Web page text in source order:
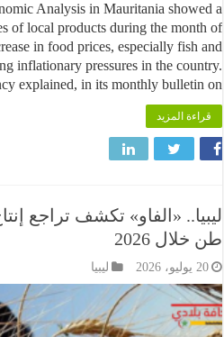
Economic Analysis in Mauritania
prices of local products during the
increase in food prices, especially
inflationary pressures in the
agency explained, in its monthly
المزيد
2026
ليبيا